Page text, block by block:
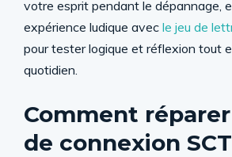
votre esprit pendant le dépannage,
expérience ludique avec le jeu de
pour tester logique et réflexion tout
quotidien.
Comment réparer
de connexion